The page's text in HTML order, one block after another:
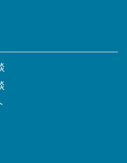
米市・武蔵村山市・多
野市・西東京市他東京
市・坂戸市・幸手市・
じみ野市・白岡市他埼
・袖ケ浦市・八街市・
総市・匝瑳市・香取
里市他千葉県全域
他山梨県全域・長野